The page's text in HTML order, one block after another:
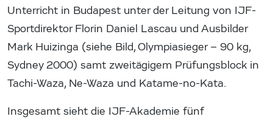
Unterricht in Budapest unter der Leitung von IJF-
Sportdirektor Florin Daniel Lascau und Ausbilder
Mark Huizinga (siehe Bild, Olympiasieger – 90 kg,
Sydney 2000) samt zweitägigem Prüfungsblock in
Tachi-Waza, Ne-Waza und Katame-no-Kata.
Insgesamt sieht die IJF-Akademie fünf